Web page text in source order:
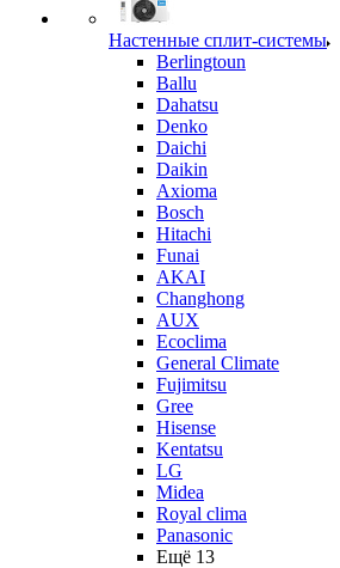
Настенные сплит-системы
Berlingtoun
Ballu
Dahatsu
Denko
Daichi
Daikin
Axioma
Bosch
Hitachi
Funai
AKAI
Changhong
AUX
Ecoclima
General Climate
Fujimitsu
Gree
Hisense
Kentatsu
LG
Midea
Royal clima
Panasonic
Ещё 13